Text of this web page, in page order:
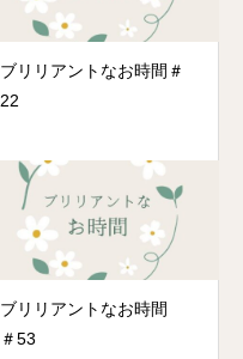
ブリリアントなお時間＃
22
ブリリアントなお時間
＃53